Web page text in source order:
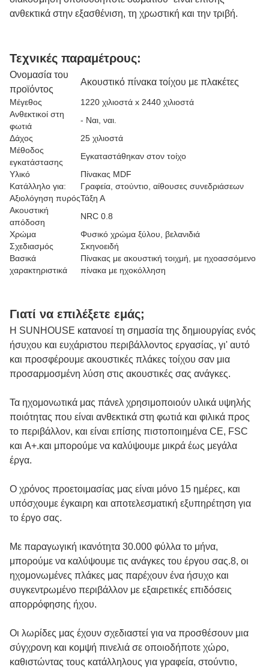
ανθεκτικά στην εξασθένιση, τη χρωστική και την τριβή.
Τεχνικές παραμέτρους:
Ονομασία του
προϊόντος
Ακουστικό πίνακα τοίχου με πλακέτες
Μέγεθος
1220 χιλιοστά x 2440 χιλιοστά
Ανθεκτικοί στη
φωτιά
- Ναι, ναι.
Δάχος
25 χιλιοστά
Μέθοδος
εγκατάστασης
Εγκαταστάθηκαν στον τοίχο
Υλικό
Πίνακας MDF
Κατάλληλο για:
Γραφεία, στούντιο, αίθουσες συνεδριάσεων
Αξιολόγηση πυρόςΤάξη Α
Ακουστική
απόδοση
NRC 0.8
Χρώμα
Φυσικό χρώμα ξύλου, βελανιδιά
Σχεδιασμός
Σκηνοειδή
Βασικά
χαρακτηριστικά
Πίνακας με ακουστική τοιχμή, με ηχοασσόμενο
πίνακα με ηχοκόλληση
Γιατί να επιλέξετε εμάς;
Η SUNHOUSE κατανοεί τη σημασία της δημιουργίας ενός
ήσυχου και ευχάριστου περιβάλλοντος εργασίας, γι' αυτό
και προσφέρουμε ακουστικές πλάκες τοίχου σαν μια
προσαρμοσμένη λύση στις ακουστικές σας ανάγκες.
Τα ηχομονωτικά μας πάνελ χρησιμοποιούν υλικά υψηλής
ποιότητας που είναι ανθεκτικά στη φωτιά και φιλικά προς
το περιβάλλον, και είναι επίσης πιστοποιημένα CE, FSC
και A+.και μπορούμε να καλύψουμε μικρά έως μεγάλα
έργα.
Ο χρόνος προετοιμασίας μας είναι μόνο 15 ημέρες, και
υπόσχουμε έγκαιρη και αποτελεσματική εξυπηρέτηση για
το έργο σας.
Με παραγωγική ικανότητα 30.000 φύλλα το μήνα,
μπορούμε να καλύψουμε τις ανάγκες του έργου σας.8, οι
ηχομονωμένες πλάκες μας παρέχουν ένα ήσυχο και
συγκεντρωμένο περιβάλλον με εξαιρετικές επιδόσεις
απορρόφησης ήχου.
Οι λωρίδες μας έχουν σχεδιαστεί για να προσθέσουν μια
σύγχρονη και κομψή πινελιά σε οποιοδήποτε χώρο,
καθιστώντας τους κατάλληλους για γραφεία, στούντιο,